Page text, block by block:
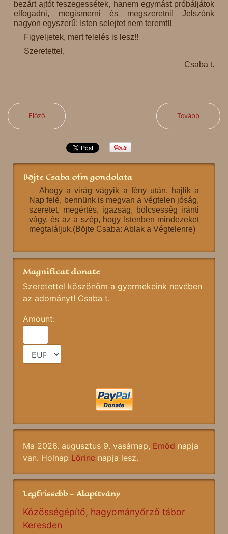
bezárt ajtót feszegessétek, hanem egymást próbáljátok
elfogadni, megismerni és megszeretni! Jelszónk
nagyon egyszerű: Isten selejtet nem teremt!!
Figyeljetek, mert felelés is lesz!!
Szeretettel,
Csaba t.
Előző Tovább
Böjte Csaba ofm gondolata
Ahogy a virág vágyik a fény után, hajlik a
Nap felé, bennünk is megvan a végtelen jóság,
szeretet, megértés, igazság, bölcsesség iránti
vágy, és az a szép, hogy Istenben mindezeket
megtaláljuk.(Böjte Csaba: Ablak a Végtelenre)
Magnificat donate
Szeretettel köszönöm a gyermekeink nevében
az adományt! Csaba t.
Amount:
Ma 2026. augusztus 9. vasárnap, Emőd napja
van. Holnap Lőrinc napja lesz.
Legfrissebb - Alapítvány
Közösségépítő, hagyományőrző tábor
Keresden